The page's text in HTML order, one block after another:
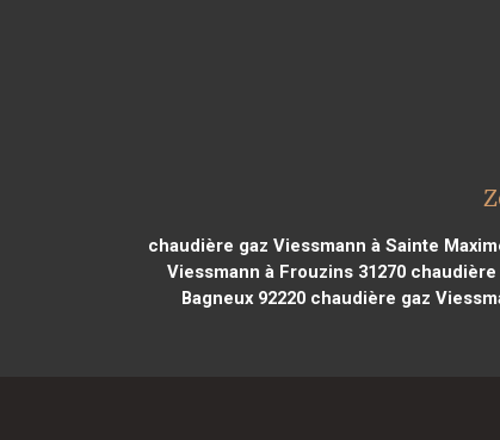
chaudière gaz Viessmann à Sainte
Viessmann à Frouzins 31270 chaudière
Bagneux 92220chaudière gaz